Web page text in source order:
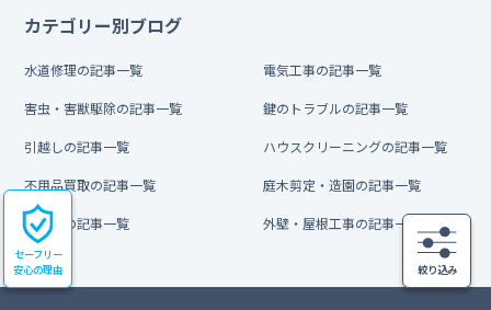
絞り込み
セーフリー
安心の理由
カテゴリー別ブログ
水道修理の記事一覧 電気工事の記事一覧
害虫・害獣駆除の記事一覧 鍵のトラブルの記事一覧
引越しの記事一覧 ハウスクリーニングの記事一覧
不用品買取の記事一覧 庭木剪定・造園の記事一覧
ペットの記事一覧 外壁・屋根工事の記事一覧